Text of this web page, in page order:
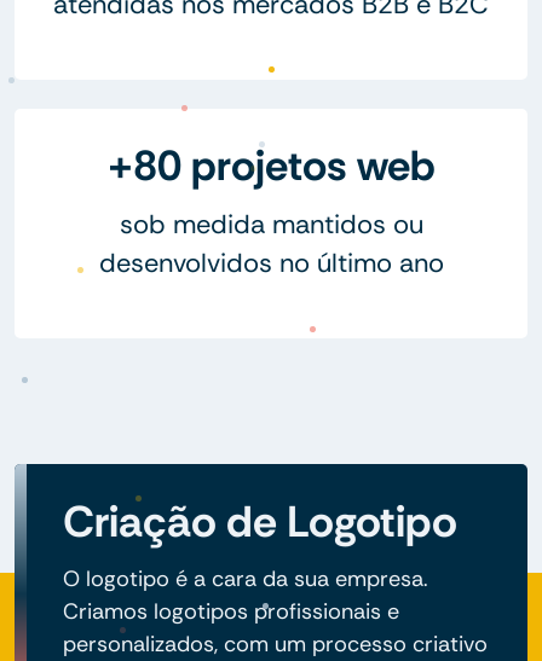
+80 projetos web
sob medida mantidos ou
desenvolvidos no último ano
Criação de Logotipo
O logotipo é a cara da sua empresa.
Criamos logotipos profissionais e
personalizados, com um processo criativo